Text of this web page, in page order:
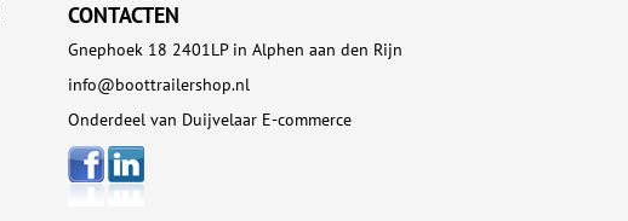
CONTACTEN
Gnephoek 18 2401LP in Alphen aan den Rijn
info@boottrailershop.nl
Onderdeel van Duijvelaar E-commerce